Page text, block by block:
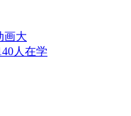
画大
人在学